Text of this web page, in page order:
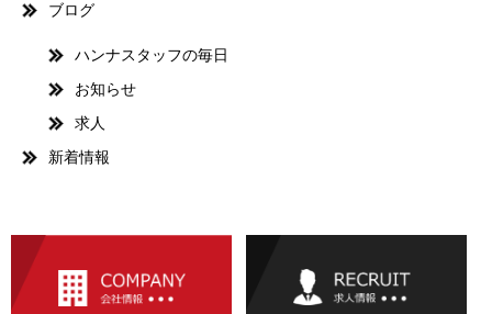
ブログ
ハンナスタッフの毎日
お知らせ
求人
新着情報